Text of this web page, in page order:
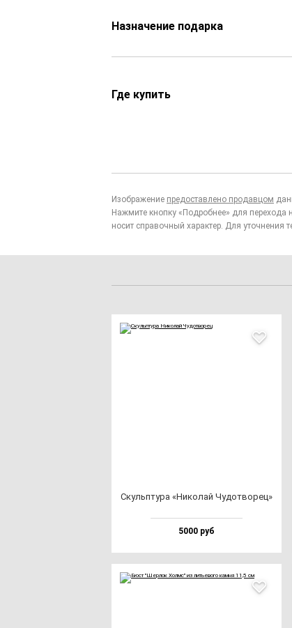
Назначение подарка
Где купить
Изображение предоставлено продавцом
Нажмите кнопку «Подробнее» для перехода
носит справочный характер. Для уточнения
Скуль­пту­ра «Нико­лай Чудот­во­рец»
5000 руб